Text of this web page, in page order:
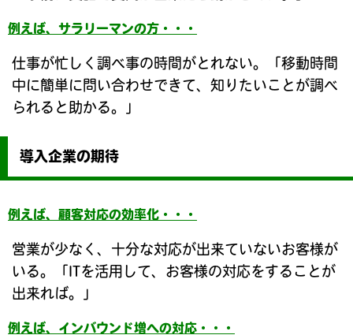
例えば、サラリーマンの方・・・
仕事が忙しく調べ事の時間がとれない。「移動時間
中に簡単に問い合わせできて、知りたいことが調べ
られると助かる。」
導入企業の期待
例えば、顧客対応の効率化・・・
営業が少なく、十分な対応が出来ていないお客様が
いる。「ITを活用して、お客様の対応をすることが
出来れば。」
例えば、インバウンド増への対応・・・